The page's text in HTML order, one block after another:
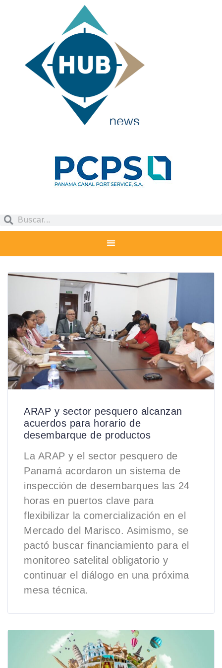
ARAP y sector pesquero alcanzan
acuerdos para horario de
desembarque de productos
La ARAP y el sector pesquero de
Panamá acordaron un sistema de
inspección de desembarques las 24
horas en puertos clave para
flexibilizar la comercialización en el
Mercado del Marisco. Asimismo, se
pactó buscar financiamiento para el
monitoreo satelital obligatorio y
continuar el diálogo en una próxima
mesa técnica.